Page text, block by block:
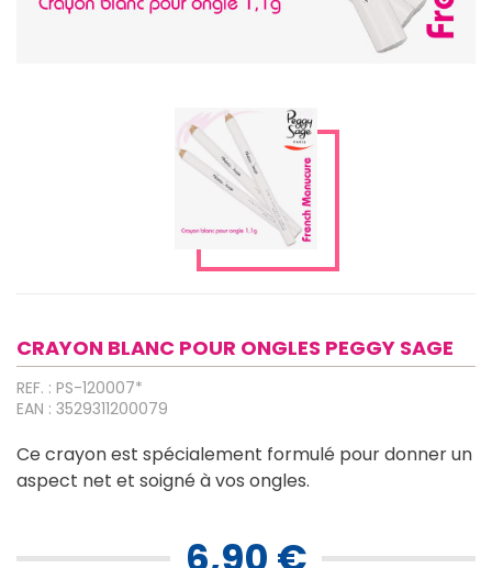
CRAYON BLANC POUR ONGLES PEGGY SAGE
REF. : PS-120007*
EAN : 3529311200079
Ce crayon est spécialement formulé pour donner un
aspect net et soigné à vos ongles.